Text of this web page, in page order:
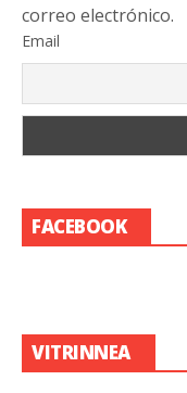
correo electrónico.
Email
FACEBOOK
VITRINNEA